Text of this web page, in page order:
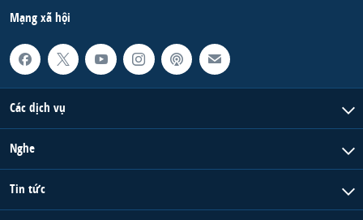
Mạng xã hội
Các dịch vụ
Nghe
Tin tức